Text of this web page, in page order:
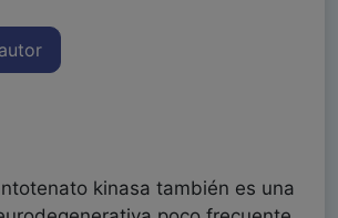
kinasa también es una